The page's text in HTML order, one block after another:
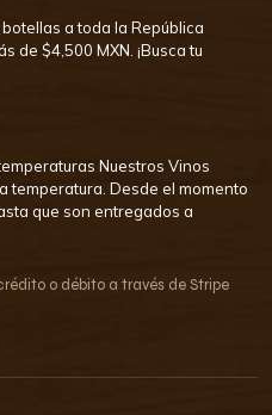
a toda la República
de $4,500 MXN. ¡Busca tu
Nuestros Vinos
temperatura. Desde el momento
que son entregados a
o débito a través de Stripe